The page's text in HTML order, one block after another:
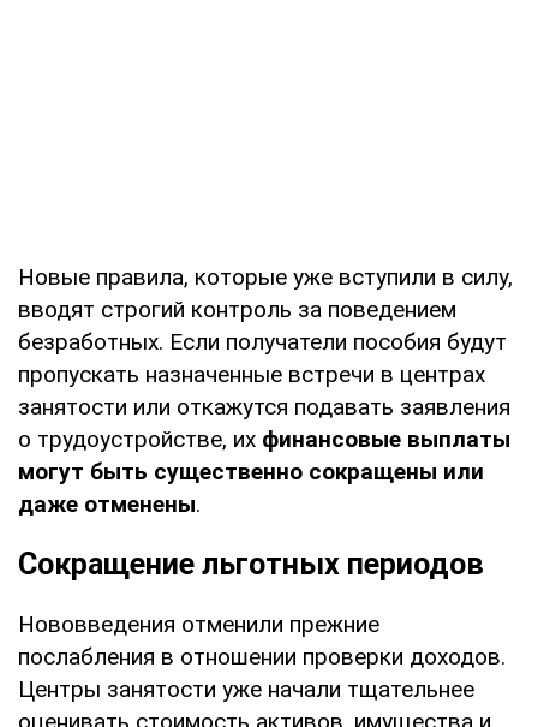
Новые правила, которые уже вступили в силу,
вводят строгий контроль за поведением
безработных. Если получатели пособия будут
пропускать назначенные встречи в центрах
занятости или откажутся подавать заявления
о трудоустройстве, их финансовые выплаты
могут быть существенно сокращены или
даже отменены.
Сокращение льготных периодов
Нововведения отменили прежние
послабления в отношении проверки доходов.
Центры занятости уже начали тщательнее
оценивать стоимость активов, имущества и